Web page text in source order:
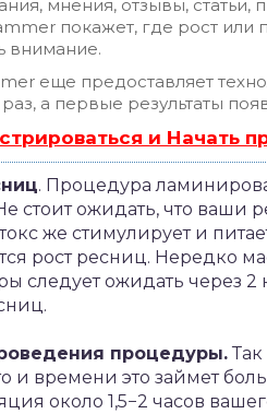
мнения, отзывы, статьи,
покажет, где рост или
внимание.
еще предоставляет
а первые результаты
и Начать
. Процедура
стоит ожидать, что ваши
же стимулирует и
рост ресниц. Нередко
следует ожидать через 2
процедуры.
и времени это займет
около 1,5−2 часов